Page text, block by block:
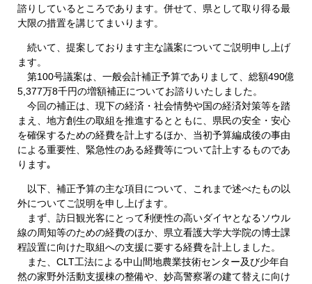
諮りしているところであります。併せて、県として取り得る最
大限の措置を講じてまいります。
続いて、提案しております主な議案についてご説明申し上げ
ます。
第100号議案は、一般会計補正予算でありまして、総額490億
5,377万8千円の増額補正についてお諮りいたしました。
今回の補正は、現下の経済・社会情勢や国の経済対策等を踏
まえ、地方創生の取組を推進するとともに、県民の安全・安心
を確保するための経費を計上するほか、当初予算編成後の事由
による重要性、緊急性のある経費等について計上するものであ
ります｡
以下、補正予算の主な項目について、これまで述べたもの以
外についてご説明を申し上げます。
まず、訪日観光客にとって利便性の高いダイヤとなるソウル
線の周知等のための経費のほか、県立看護大学大学院の博士課
程設置に向けた取組への支援に要する経費を計上しました。
また、CLT工法による中山間地農業技術センター及び少年自
然の家野外活動支援棟の整備や、妙高警察署の建て替えに向け